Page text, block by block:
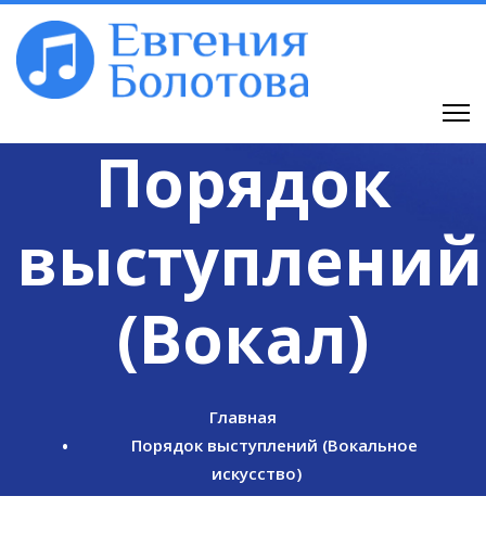
Порядок
выступлений
(Вокал)
Главная
Порядок выступлений (Вокальное
искусство)